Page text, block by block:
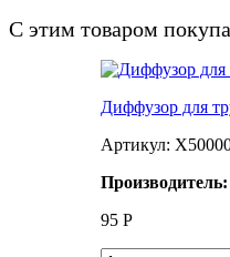
С этим товаром
Диффузор для
Артикул:
95 Р